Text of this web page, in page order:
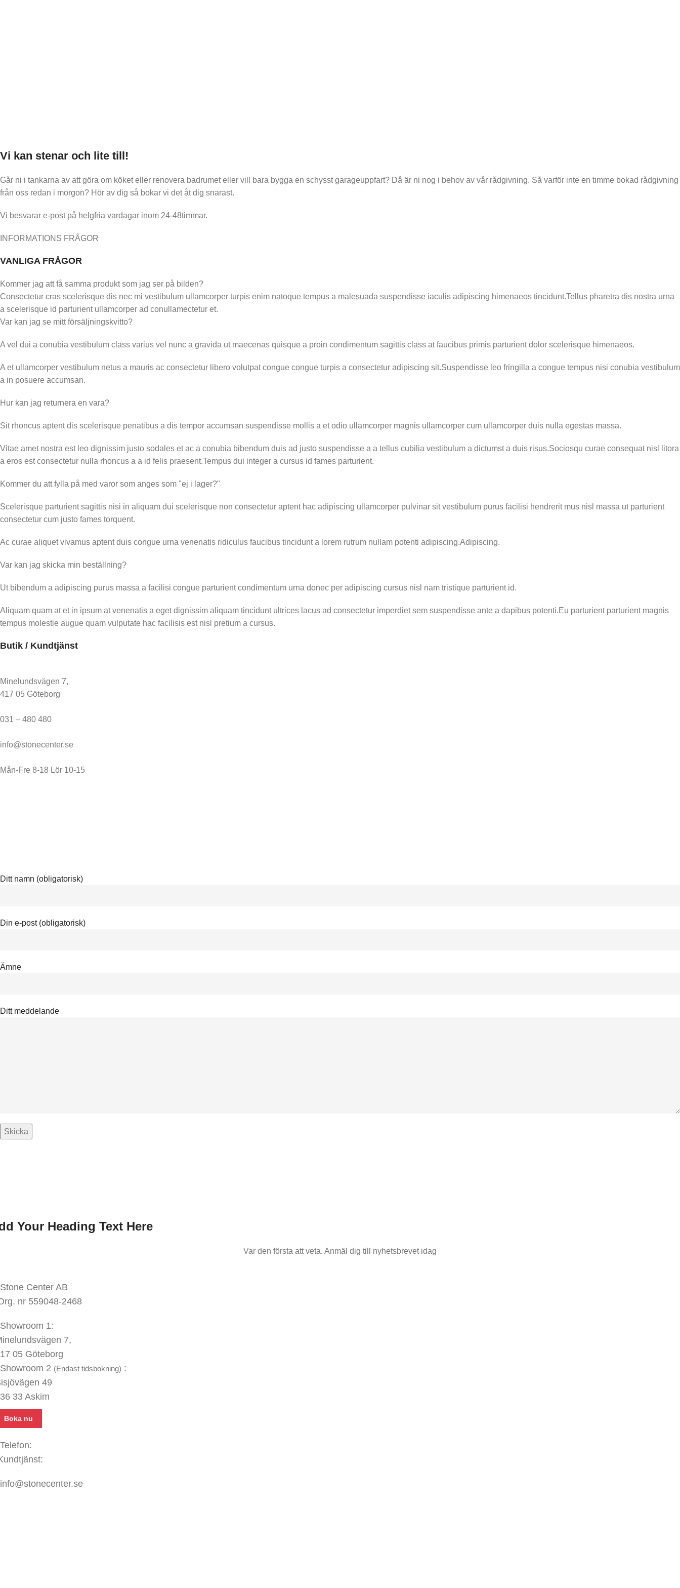
Vi kan stenar och lite till!
Går ni i tankarna av att göra om köket eller renovera badrumet eller vill bara bygga en schysst garageuppfart? Då är ni nog i behov av vår rådgivning. Så varför inte en timme bokad rådgivning
från oss redan i morgon? Hör av dig så bokar vi det åt dig snarast.
Vi besvarar e-post på helgfria vardagar inom 24-48timmar.
INFORMATIONS FRÅGOR
VANLIGA FRÅGOR
Kommer jag att få samma produkt som jag ser på bilden?
Consectetur cras scelerisque dis nec mi vestibulum ullamcorper turpis enim natoque tempus a malesuada suspendisse iaculis adipiscing himenaeos tincidunt.Tellus pharetra dis nostra urna
a scelerisque id parturient ullamcorper ad conullamectetur et.
Var kan jag se mitt försäljningskvitto?
A vel dui a conubia vestibulum class varius vel nunc a gravida ut maecenas quisque a proin condimentum sagittis class at faucibus primis parturient dolor scelerisque himenaeos.
A et ullamcorper vestibulum netus a mauris ac consectetur libero volutpat congue congue turpis a consectetur adipiscing sit.Suspendisse leo fringilla a congue tempus nisi conubia vestibulum
a in posuere accumsan.
Hur kan jag returnera en vara?
Sit rhoncus aptent dis scelerisque penatibus a dis tempor accumsan suspendisse mollis a et odio ullamcorper magnis ullamcorper cum ullamcorper duis nulla egestas massa.
Vitae amet nostra est leo dignissim justo sodales et ac a conubia bibendum duis ad justo suspendisse a a tellus cubilia vestibulum a dictumst a duis risus.Sociosqu curae consequat nisl litora
a eros est consectetur nulla rhoncus a a id felis praesent.Tempus dui integer a cursus id fames parturient.
Kommer du att fylla på med varor som anges som "ej i lager?"
Scelerisque parturient sagittis nisi in aliquam dui scelerisque non consectetur aptent hac adipiscing ullamcorper pulvinar sit vestibulum purus facilisi hendrerit mus nisl massa ut parturient
consectetur cum justo fames torquent.
Ac curae aliquet vivamus aptent duis congue urna venenatis ridiculus faucibus tincidunt a lorem rutrum nullam potenti adipiscing.Adipiscing.
Var kan jag skicka min beställning?
Ut bibendum a adipiscing purus massa a facilisi congue parturient condimentum urna donec per adipiscing cursus nisl nam tristique parturient id.
Aliquam quam at et in ipsum at venenatis a eget dignissim aliquam tincidunt ultrices lacus ad consectetur imperdiet sem suspendisse ante a dapibus potenti.Eu parturient parturient magnis
tempus molestie augue quam vulputate hac facilisis est nisl pretium a cursus.
Butik / Kundtjänst
Minelundsvägen 7,
417 05 Göteborg
031 – 480 480
info@stonecenter.se
Mån-Fre 8-18 Lör 10-15
Ditt namn (obligatorisk)
Din e-post (obligatorisk)
Ämne
Ditt meddelande
Your Heading Text Here
Var den första att veta. Anmäl dig till nyhetsbrevet idag
Stone Center AB
nr 559048-2468
Showroom 1:
7,
05 Göteborg
Showroom 2 (Endast tidsbokning) :
49
33 Askim
Boka nu
Telefon:
info@stonecenter.se